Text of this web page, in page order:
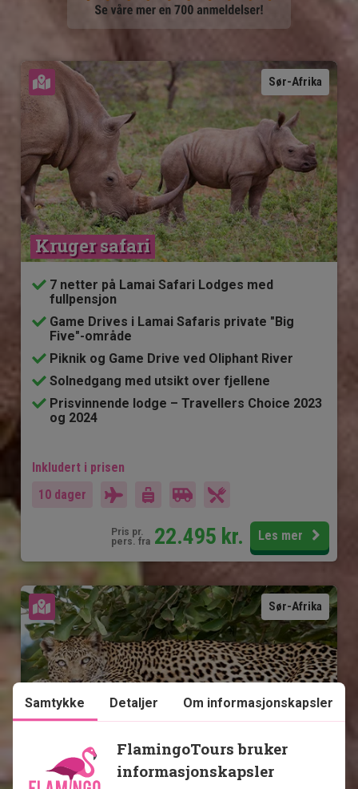
Sør-Afrika
Se kart
Kruger safari
7 netter på Lamai Safari Lodges med
fullpensjon
Game Drives i Lamai Safaris private "Big
Five"-område
Piknik og Game Drive ved Oliphant River
Solnedgang med utsikt over fjellene
Prisvinnende lodge – Travellers Choice 2023
og 2024
Inkludert i prisen
10 dager
Pris pr.
pers. fra 22.495 kr. Les mer
Sør-Afrika
Se kart
Kruger safari og Zanzibar
Samtykke Detaljer Om informasjonskapsler
FlamingoTours bruker
informasjonskapsler